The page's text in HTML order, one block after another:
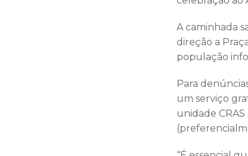
A caminhada
direção a
população
Para
um serviço
unidade